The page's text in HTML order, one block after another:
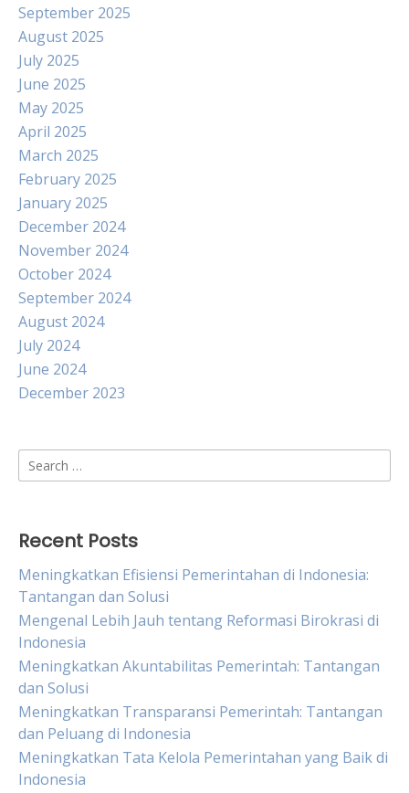
September 2025
August 2025
July 2025
June 2025
May 2025
April 2025
March 2025
February 2025
January 2025
December 2024
November 2024
October 2024
September 2024
August 2024
July 2024
June 2024
December 2023
Search
for:
Recent Posts
Meningkatkan Efisiensi Pemerintahan di Indonesia:
Tantangan dan Solusi
Mengenal Lebih Jauh tentang Reformasi Birokrasi di
Indonesia
Meningkatkan Akuntabilitas Pemerintah: Tantangan
dan Solusi
Meningkatkan Transparansi Pemerintah: Tantangan
dan Peluang di Indonesia
Meningkatkan Tata Kelola Pemerintahan yang Baik di
Indonesia